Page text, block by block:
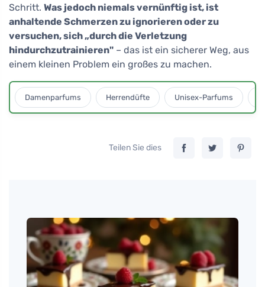
Schritt. Was jedoch niemals vernünftig ist, ist
anhaltende Schmerzen zu ignorieren oder zu
versuchen, sich „durch die Verletzung
hindurchzutrainieren" – das ist ein sicherer Weg, aus
einem kleinen Problem ein großes zu machen.
Damenparfums Herrendüfte Unisex-Parfums
Teilen Sie dies